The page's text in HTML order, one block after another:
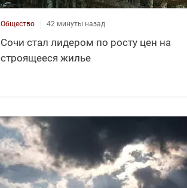
Общество 42 минуты назад
Сочи стал лидером по росту цен на
строящееся жилье